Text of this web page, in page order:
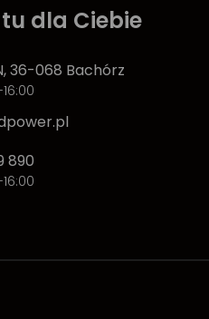
dla Ciebie
36-068 Bachórz
890